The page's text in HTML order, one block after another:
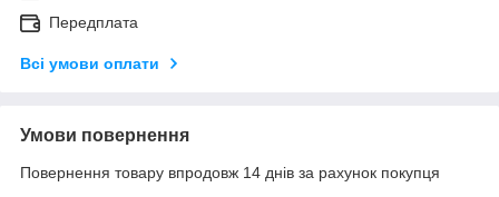
Передплата
Всі умови оплати
Умови повернення
Повернення товару впродовж 14 днів за рахунок покупця